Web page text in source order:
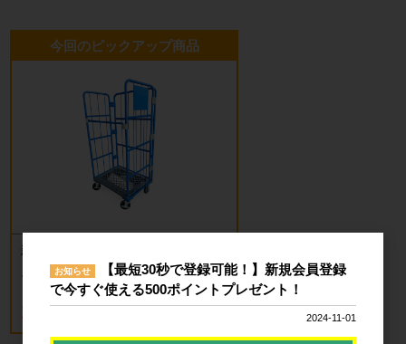
今回のピックアップ商品
新品 カゴ台車 ロールボックスパレッ
ト(樹脂底板) W850×D650×H1700mm
ブルー
18,700円
お知らせ
【最短30秒で登録可能！】新規会員登録
で今すぐ使える500ポイントプレゼント！
2024-11-01